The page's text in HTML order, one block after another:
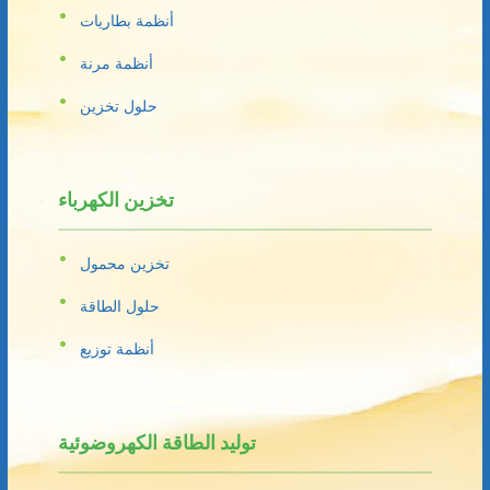
أنظمة بطاريات
أنظمة مرنة
حلول تخزين
تخزين الكهرباء
تخزين محمول
حلول الطاقة
أنظمة توزيع
توليد الطاقة الكهروضوئية